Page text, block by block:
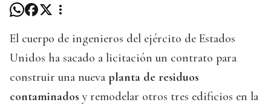
El cuerpo de ingenieros del ejército de Estados
Unidos ha sacado a licitación un contrato para
construir una nueva planta de residuos
contaminados y remodelar otros tres edificios en la